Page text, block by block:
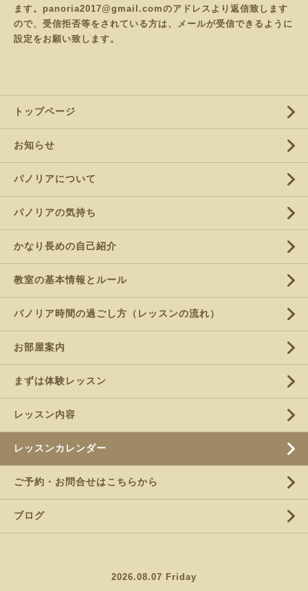
ます。panoria2017@gmail.comのアドレスより返信致します
ので、受信拒否等をされている方は、メールが受信できるように
設定をお願い致します。
トップページ
お知らせ
パノリアについて
パノリアの気持ち
かなり長めの自己紹介
教室の基本情報とルール
パノリア時間の過ごし方（レッスンの流れ）
お部屋案内
まずは体験レッスン
レッスン内容
レッスンカレンダー
ご予約・お問合せはこちらから
ブログ
2026.08.07 Friday